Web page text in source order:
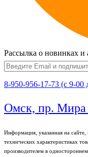
Рассылка о новинках и
8-950-956-17-73 (с 9-00
Омск, пр. Мира
Информация, указанная на
технических характеристиках
производителем в